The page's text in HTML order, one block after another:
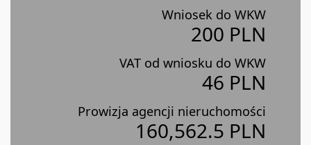
Wniosek do WKW
200 PLN
VAT od wniosku do WKW
46 PLN
Prowizja agencji nieruchomości
160,562.5 PLN